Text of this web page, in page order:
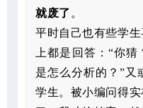
就废了 。
平时自己也有些学
上都是回答：“你
是怎么分析的？”又
学生。被小编问得